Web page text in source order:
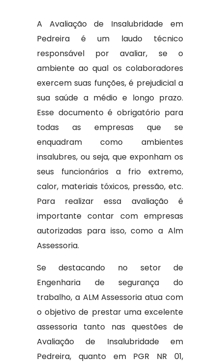
A Avaliação de Insalubridade em
Pedreira é um laudo técnico
responsável por avaliar, se o
ambiente ao qual os colaboradores
exercem suas funções, é prejudicial a
sua saúde a médio e longo prazo.
Esse documento é obrigatório para
todas as empresas que se
enquadram como ambientes
insalubres, ou seja, que exponham os
seus funcionários a frio extremo,
calor, materiais tóxicos, pressão, etc.
Para realizar essa avaliação é
importante contar com empresas
autorizadas para isso, como a Alm
Assessoria.
Se destacando no setor de
Engenharia de segurança do
trabalho, a ALM Assessoria atua com
o objetivo de prestar uma excelente
assessoria tanto nas questões de
Avaliação de Insalubridade em
Pedreira, quanto em PGR NR 01,